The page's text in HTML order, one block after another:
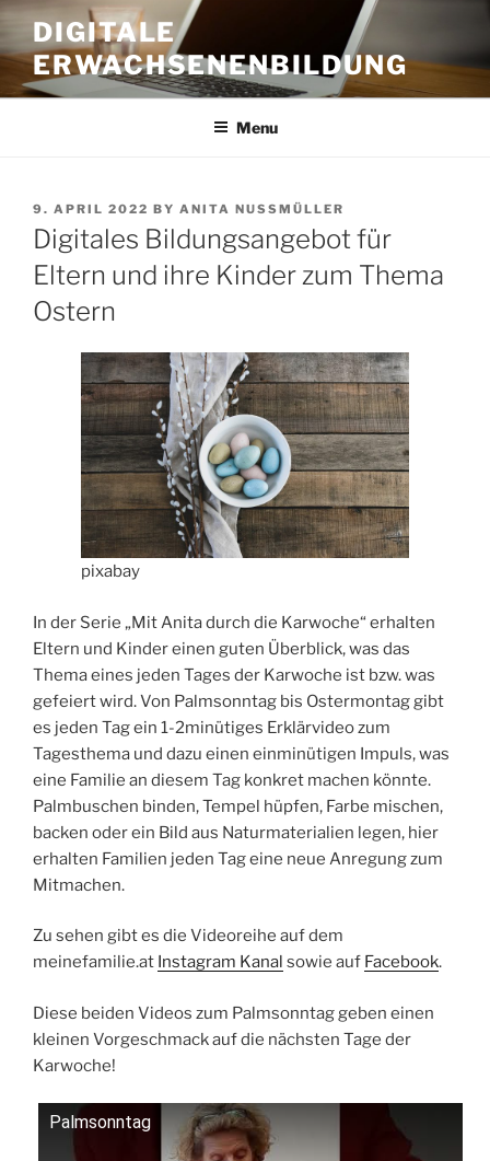
Skip
content
DIGITALE
ERWACHSENENBILDUNG
Menu
POSTED
ON
9. APRIL 2022 BY ANITA NUSSMÜLLER
Digitales Bildungsangebot für
Eltern und ihre Kinder zum Thema
Ostern
pixabay
In der Serie „Mit Anita durch die Karwoche“ erhalten
Eltern und Kinder einen guten Überblick, was das
Thema eines jeden Tages der Karwoche ist bzw. was
gefeiert wird. Von Palmsonntag bis Ostermontag gibt
es jeden Tag ein 1-2minütiges Erklärvideo zum
Tagesthema und dazu einen einminütigen Impuls, was
eine Familie an diesem Tag konkret machen könnte.
Palmbuschen binden, Tempel hüpfen, Farbe mischen,
backen oder ein Bild aus Naturmaterialien legen, hier
erhalten Familien jeden Tag eine neue Anregung zum
Mitmachen.
Zu sehen gibt es die Videoreihe auf dem
meinefamilie.at Instagram Kanal sowie auf Facebook.
Diese beiden Videos zum Palmsonntag geben einen
kleinen Vorgeschmack auf die nächsten Tage der
Karwoche!
Palmsonntag